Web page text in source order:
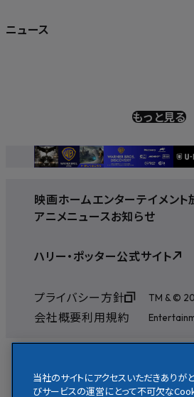
ニュース
もっと見る
映画ホームエンターテイメント
アニメニュースお知らせ
ハリー・ポッター公式サイト
プライバシー方針
会社概要利用規約
TM & ©
当社のサイトにアクセスいただきありが
びサービスの運営にとって不可欠な